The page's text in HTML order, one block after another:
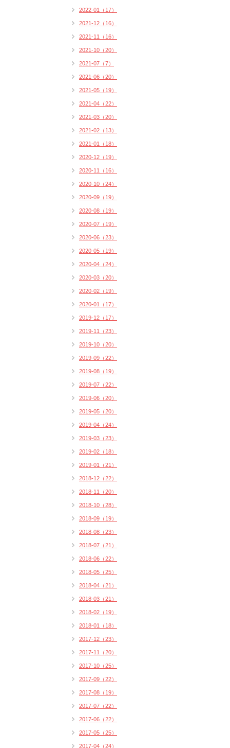
2022-01（17）
2021-12（16）
2021-11（16）
2021-10（20）
2021-07（7）
2021-06（20）
2021-05（19）
2021-04（22）
2021-03（20）
2021-02（13）
2021-01（18）
2020-12（19）
2020-11（16）
2020-10（24）
2020-09（19）
2020-08（19）
2020-07（19）
2020-06（23）
2020-05（19）
2020-04（24）
2020-03（20）
2020-02（19）
2020-01（17）
2019-12（17）
2019-11（23）
2019-10（20）
2019-09（22）
2019-08（19）
2019-07（22）
2019-06（20）
2019-05（20）
2019-04（24）
2019-03（23）
2019-02（18）
2019-01（21）
2018-12（22）
2018-11（20）
2018-10（28）
2018-09（19）
2018-08（23）
2018-07（21）
2018-06（22）
2018-05（25）
2018-04（21）
2018-03（21）
2018-02（19）
2018-01（18）
2017-12（23）
2017-11（20）
2017-10（25）
2017-09（22）
2017-08（19）
2017-07（22）
2017-06（22）
2017-05（25）
2017-04（24）